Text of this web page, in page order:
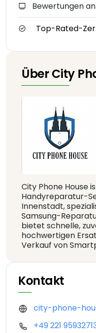
Bewertungen
Top-Rated-
Über City
City Phone House
Handyreparatur-
Innenstadt,
Samsung-
bietet schnelle,
hochwertigen
Verkauf von
Kontakt
city-phone-
+49 221